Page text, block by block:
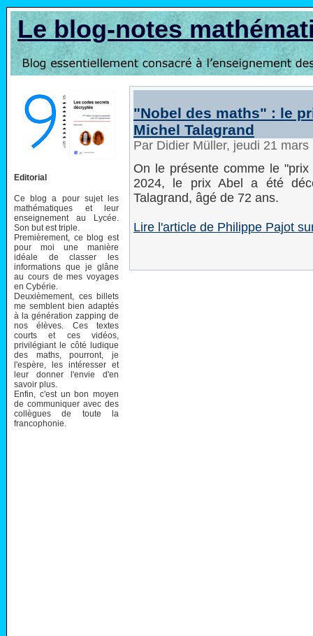
Le blog-notes
Editorial
Ce blog a pour sujet les
mathématiques et leur
enseignement au Lycée.
Son but est triple.
Premièrement, ce blog est
pour moi une manière
idéale de classer les
informations que je glâne
au cours de mes voyages
en Cybérie.
Deuxièmement, ces billets
me semblent bien adaptés
à la génération zapping de
nos élèves. Ces textes
courts et ces vidéos,
privilégiant le côté ludique
des maths, pourront, je
l'espère, les intéresser et
leur donner l'envie d'en
savoir plus.
Enfin, c'est un bon moyen
de communiquer avec des
collègues de toute la
francophonie.
"Nobel des maths" : le
Michel Talagrand
Par Didier Müller, jeudi 21
On le présente comme le
2024, le prix Abel a été
Talagrand, âgé de 72 ans.
Lire l'article de Philippe Pajot